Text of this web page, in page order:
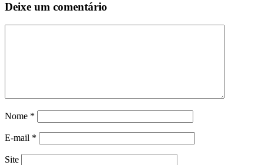
Deixe um comentário
Nome *
E-mail *
Site